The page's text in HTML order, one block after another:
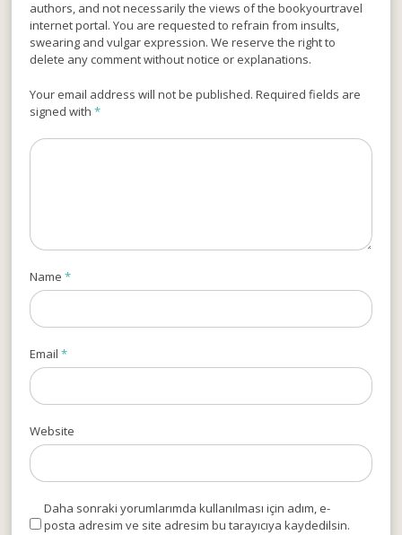
authors, and not necessarily the views of the bookyourtravel
internet portal. You are requested to refrain from insults,
swearing and vulgar expression. We reserve the right to
delete any comment without notice or explanations.
Your email address will not be published. Required fields are
signed with*
Name*
Email*
Website
Daha sonraki yorumlarımda kullanılması için adım, e-
posta adresim ve site adresim bu tarayıcıya kaydedilsin.